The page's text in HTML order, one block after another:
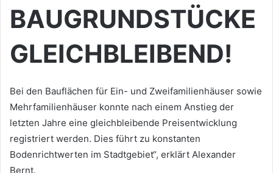
BAUGRUNDSTÜCKE
GLEICHBLEIBEND!
Bei den Bauflächen für Ein- und Zweifamilienhäuser sowie
Mehrfamilienhäuser konnte nach einem Anstieg der
letzten Jahre eine gleichbleibende Preisentwicklung
registriert werden. Dies führt zu konstanten
Bodenrichtwerten im Stadtgebiet“, erklärt Alexander
Bernt.